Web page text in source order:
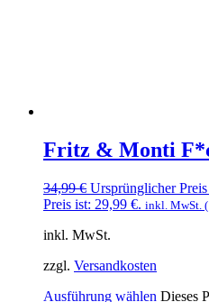
Fritz & Monti
34,99€ Ursprünglicher
Preis ist: 29,99 €. inkl. MwSt.
inkl. MwSt.
zzgl. Versandkosten
Ausführung wählen Dieses